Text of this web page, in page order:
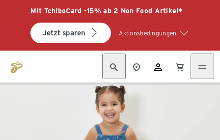
Mit TchiboCard -15% ab 2 Non Food Artikel*
Jetzt sparen Aktionsbedingungen